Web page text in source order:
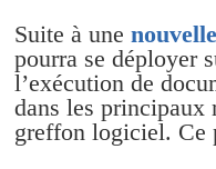
Suite à une
pourra se déployer
l’exécution de
dans les principaux
greffon logiciel. Ce